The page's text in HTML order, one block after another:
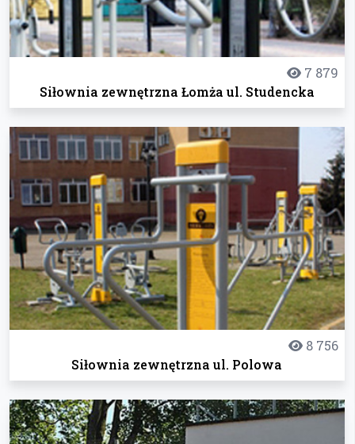
7 879
Siłownia zewnętrzna Łomża ul. Studencka
8 756
Siłownia zewnętrzna ul. Polowa